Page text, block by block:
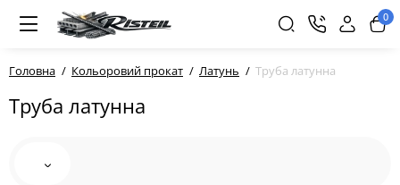
0
Головна Кольоровий прокат Латунь Труба латунна
Труба латунна